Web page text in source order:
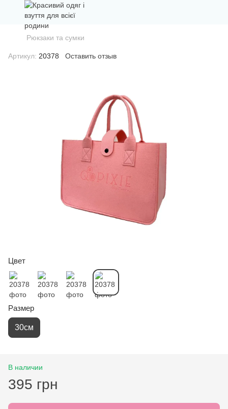
Рюкзаки та сумки
Артикул: 20378 Оставить отзыв
Цвет
Размер
30см
В наличии
395 грн